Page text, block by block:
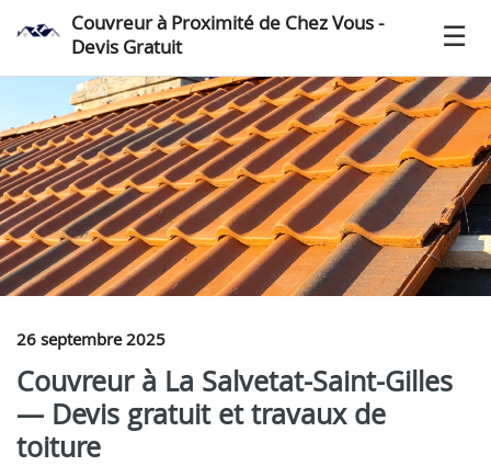
Couvreur à Proximité de Chez Vous -
Devis Gratuit
26 septembre 2025
Couvreur à La Salvetat-Saint-Gilles
— Devis gratuit et travaux de
toiture